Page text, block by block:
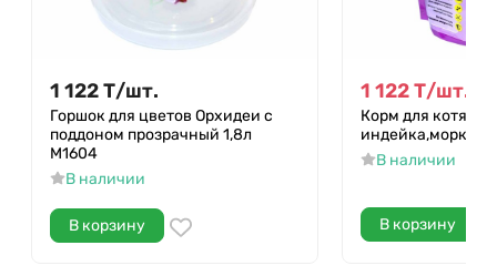
1 122Т/шт.
Горшок для цветов Орхидеи с
поддоном прозрачный 1,8л
М1604
В наличии
В корзину
1 122Т/шт.
Корм для котят
индейка,морковь
В наличии
В корзину